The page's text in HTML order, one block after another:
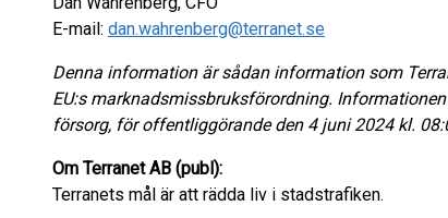
E-mail: dan.wahrenberg@terranet.se
Denna information är sådan information som
EU:s marknadsmissbruksförordning.
försorg, för offentliggörande den 4 juni 2024 kl.
Om Terranet AB (publ):
Terranets mål är att rädda liv i stadstrafiken.